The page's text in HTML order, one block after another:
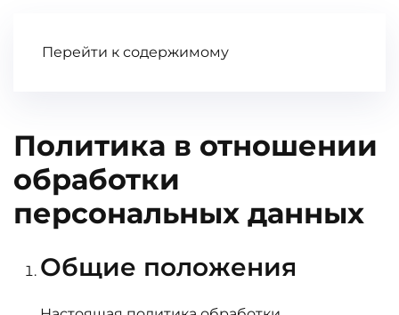
Перейти к содержимому
Политика в отношении
обработки
персональных данных
Общие положения